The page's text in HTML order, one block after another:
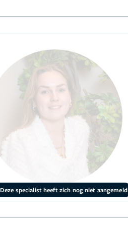
Deze specialist heeft zich nog niet aangemeld